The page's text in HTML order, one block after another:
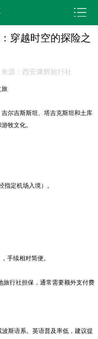
穿越时空的探险之
源：西安康辉旅行社
旅
尔吉斯斯坦、塔吉克斯坦和土库
牧文化。
定机场入境）。
手续相对简便。
行社担保，通常需要额外支付费
斯语系。英语普及率低，建议提